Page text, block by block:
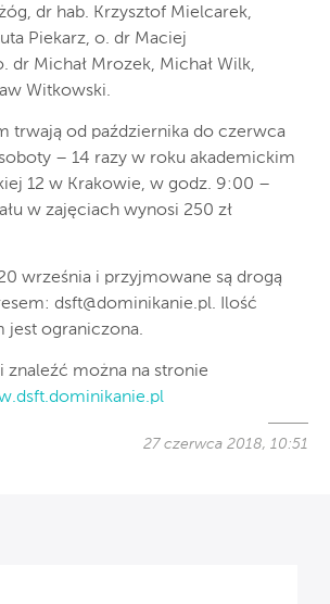
dr hab. Krzysztof Mielcarek,
Piekarz, o. dr Maciej
dr Michał Mrozek, Michał Wilk,
Witkowski.
trwają od października do czerwca
– 14 razy w roku akademickim
12 w Krakowie, w godz. 9:00 –
w zajęciach wynosi 250 zł
września i przyjmowane są drogą
dsft@dominikanie.pl. Ilość
jest ograniczona.
można na stronie
27 czerwca 2018, 10:51